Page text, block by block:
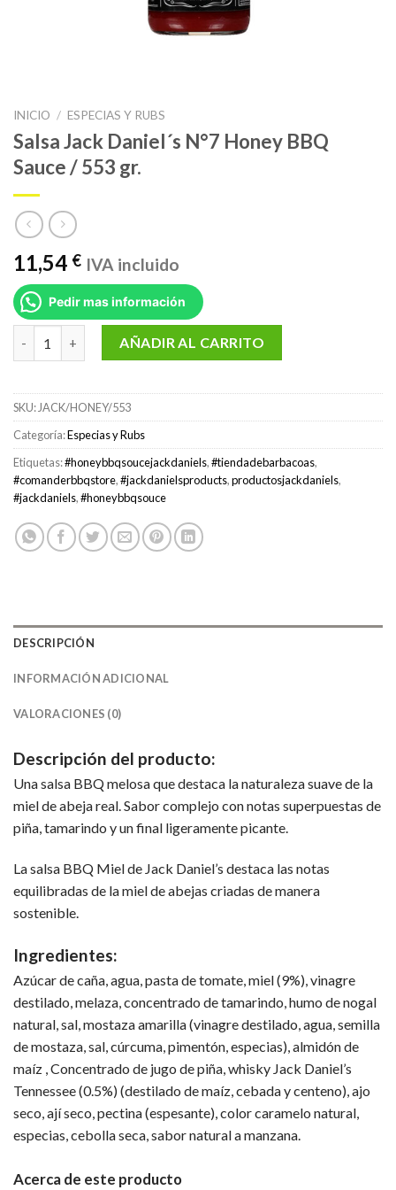
INICIO / ESPECIAS Y RUBS
Salsa Jack Daniel´s N°7 Honey BBQ
Sauce / 553 gr.
11,54 € IVA incluido
Pedir mas información
Salsa Jack Daniel´s N°7 Honey BBQ Sauce / 553 gr. cantidad
AÑADIR AL CARRITO
SKU:JACK/HONEY/553
Categoría:Especias y Rubs
Etiquetas:#honeybbqsoucejackdaniels,#tiendadebarbacoas,
#comanderbbqstore,#jackdanielsproducts,productosjackdaniels,
#jackdaniels,#honeybbqsouce
DESCRIPCIÓN
INFORMACIÓN ADICIONAL
VALORACIONES (0)
Descripción del producto:
Una salsa BBQ melosa que destaca la naturaleza suave de la
miel de abeja real. Sabor complejo con notas superpuestas de
piña, tamarindo y un final ligeramente picante.
La salsa BBQ Miel de Jack Daniel’s destaca las notas
equilibradas de la miel de abejas criadas de manera
sostenible.
Ingredientes:
Azúcar de caña, agua, pasta de tomate, miel (9%), vinagre
destilado, melaza, concentrado de tamarindo, humo de nogal
natural, sal, mostaza amarilla (vinagre destilado, agua, semilla
de mostaza, sal, cúrcuma, pimentón, especias), almidón de
maíz , Concentrado de jugo de piña, whisky Jack Daniel’s
Tennessee (0.5%) (destilado de maíz, cebada y centeno), ajo
seco, ají seco, pectina (espesante), color caramelo natural,
especias, cebolla seca, sabor natural a manzana.
Acerca de este producto